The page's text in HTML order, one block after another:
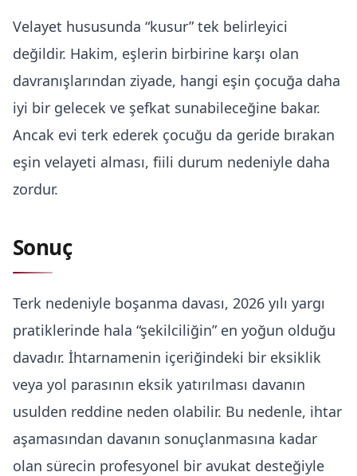
Velayet hususunda “kusur” tek belirleyici
değildir. Hakim, eşlerin birbirine karşı olan
davranışlarından ziyade, hangi eşin çocuğa daha
iyi bir gelecek ve şefkat sunabileceğine bakar.
Ancak evi terk ederek çocuğu da geride bırakan
eşin velayeti alması, fiili durum nedeniyle daha
zordur.
Sonuç
Terk nedeniyle boşanma davası, 2026 yılı yargı
pratiklerinde hala “şekilciliğin” en yoğun olduğu
davadır. İhtarnamenin içeriğindeki bir eksiklik
veya yol parasının eksik yatırılması davanın
usulden reddine neden olabilir. Bu nedenle, ihtar
aşamasından davanın sonuçlanmasına kadar
olan sürecin profesyonel bir avukat desteğiyle